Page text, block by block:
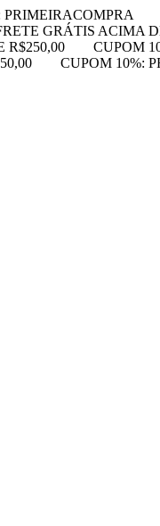
PRIMEIRACOMPRA
GRÁTIS ACIMA
R$250,00 CUPOM
CUPOM 10%: